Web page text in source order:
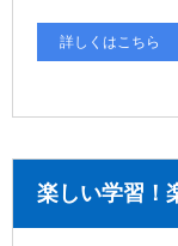
詳しくはこちら
楽しい学習！